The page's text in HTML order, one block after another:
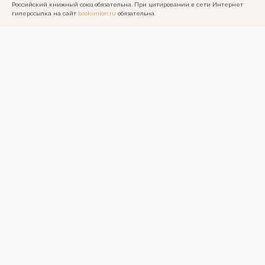
Российский книжный союз обязательна. При цитировании в сети Интернет
гиперссылка на сайт bookunion.ru обязательна.